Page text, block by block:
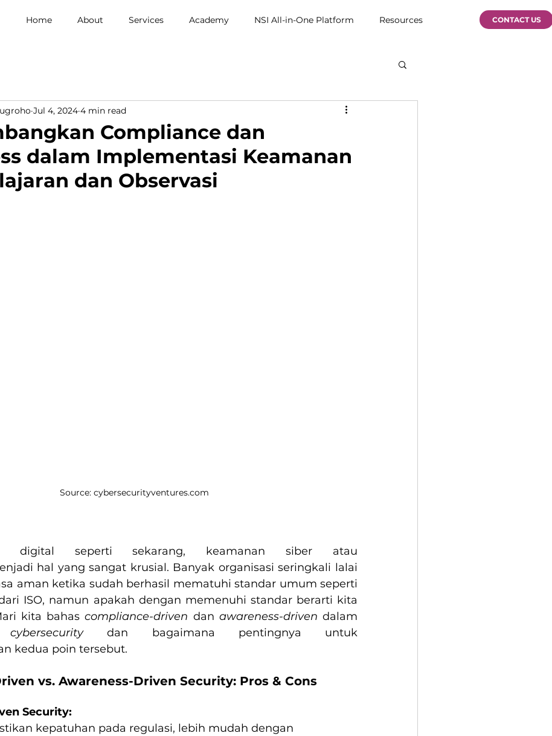
Home About Services Academy NSI All-in-One Platform Resources CONTACT US
Compliance dan
dalam Implementasi Keamanan
dan Observasi
Jul 4, 2024 4 min read
Source: cybersecurityventures.com
hal yang sangat krusial. Banyak organisasi seringkali lalai
aman ketika sudah berhasil mematuhi standar umum seperti
ISO, namun apakah dengan memenuhi standar berarti kita
kita bahas compliance-driven dan awareness-driven dalam
cybersecurity dan bagaimana pentingnya untuk
kedua poin tersebut.
vs. Awareness-Driven Security: Pros & Cons
Security:
kepatuhan pada regulasi, lebih mudah dengan